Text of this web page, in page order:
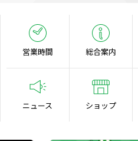
営業時間 総合案内
ニュース ショップ